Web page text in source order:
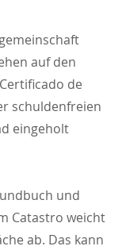
auf den
de
schuldenfreien
eingeholt
und
Catastro weicht
ab. Das kann